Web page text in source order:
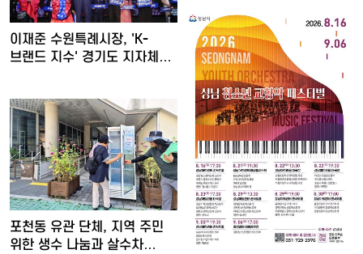
이재준 수원특례시장, 'K-
브랜드 지수' 경기도 지자체…
포천동 유관 단체, 지역 주민
위한 생수 나눔과 살수차…